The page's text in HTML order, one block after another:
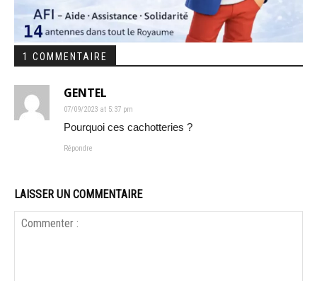
1 COMMENTAIRE
GENTEL
07/09/2023 at 5:37 pm
Pourquoi ces cachotteries ?
Répondre
LAISSER UN COMMENTAIRE